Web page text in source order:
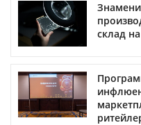
склад